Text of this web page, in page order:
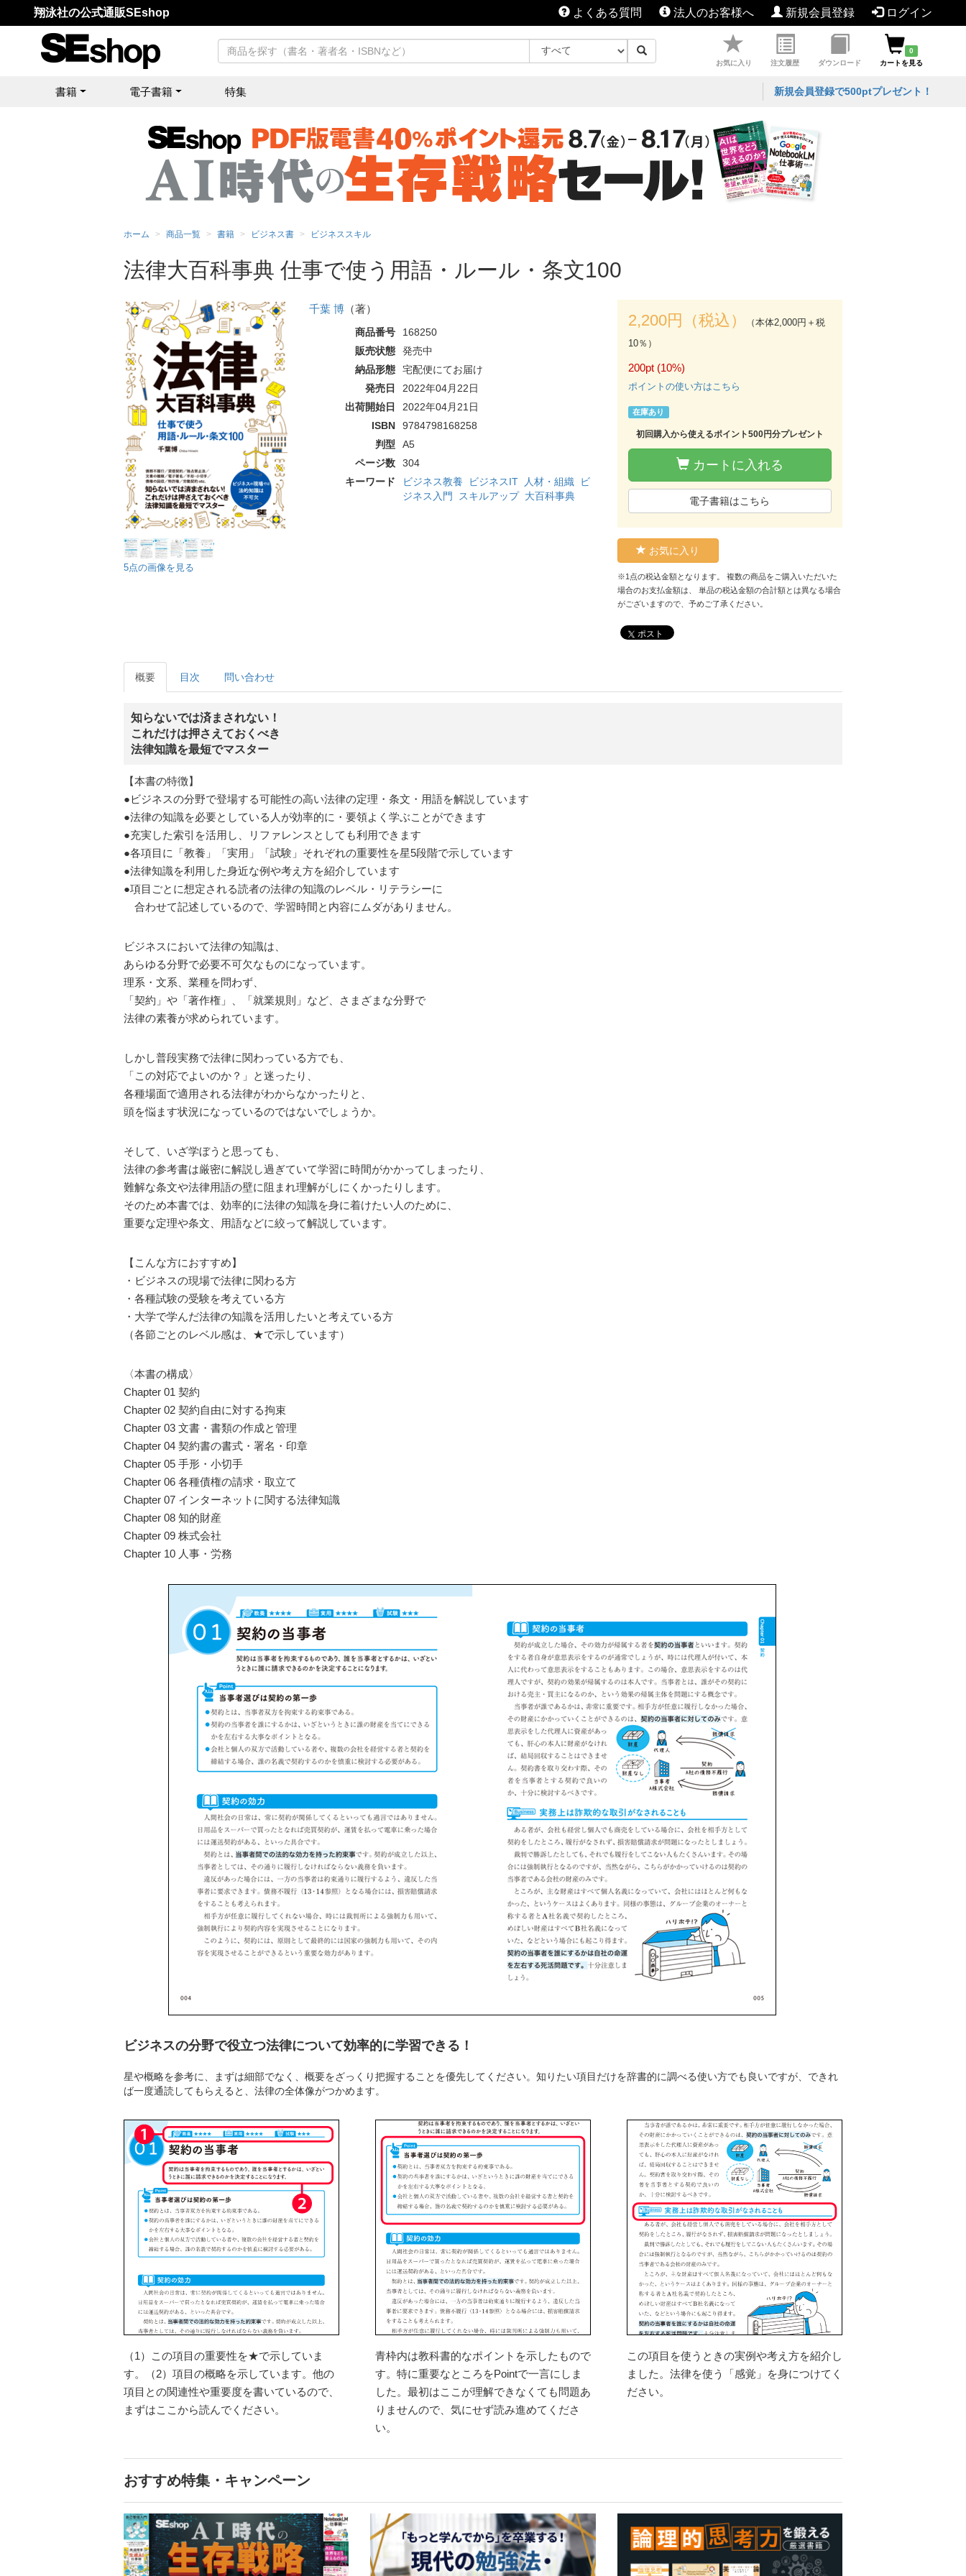
翔泳社の公式通販SEshop よくある質問 法人のお客様へ 新規会員登録 ログイン
お気に入り 注文履歴 ダウンロード
0
カートを見る
書籍 電子書籍 特集 新規会員登録で500ptプレゼント！
ホーム 商品一覧 書籍 ビジネス書 ビジネススキル
法律大百科事典 仕事で使う用語・ルール・条文100
5点の画像を見る
千葉 博（著）
商品番号
168250
販売状態
発売中
納品形態
宅配便にてお届け
発売日
2022年04月22日
出荷開始日
2022年04月21日
ISBN
9784798168258
判型
A5
ページ数
304
キーワード
ビジネス教養 ビジネスIT 人材・組織
ビ
ジネス入門
スキルアップ 大百科事典
2,200円（税込）
（本体2,000円＋税
10％）
200pt (10%)
ポイントの使い方はこちら
在庫あり
初回購入から使えるポイント500円分プレゼント
カートに入れる
電子書籍はこちら
お気に入り
※1点の税込金額となります。 複数の商品をご購入いただいた
場合のお支払金額は、 単品の税込金額の合計額とは異なる場合
がございますので、予めご了承ください。
ポスト
概要 目次 問い合わせ
知らないでは済まされない！
これだけは押さえておくべき
法律知識を最短でマスター
【本書の特徴】
●ビジネスの分野で登場する可能性の高い法律の定理・条文・用語を解説しています
●法律の知識を必要としている人が効率的に・要領よく学ぶことができます
●充実した索引を活用し、リファレンスとしても利用できます
●各項目に「教養」「実用」「試験」それぞれの重要性を星5段階で示しています
●法律知識を利用した身近な例や考え方を紹介しています
●項目ごとに想定される読者の法律の知識のレベル・リテラシーに
合わせて記述しているので、学習時間と内容にムダがありません。
ビジネスにおいて法律の知識は、
あらゆる分野で必要不可欠なものになっています。
理系・文系、業種を問わず、
「契約」や「著作権」、「就業規則」など、さまざまな分野で
法律の素養が求められています。
しかし普段実務で法律に関わっている方でも、
「この対応でよいのか？」と迷ったり、
各種場面で適用される法律がわからなかったりと、
頭を悩ます状況になっているのではないでしょうか。
そして、いざ学ぼうと思っても、
法律の参考書は厳密に解説し過ぎていて学習に時間がかかってしまったり、
難解な条文や法律用語の壁に阻まれ理解がしにくかったりします。
そのため本書では、効率的に法律の知識を身に着けたい人のために、
重要な定理や条文、用語などに絞って解説しています。
【こんな方におすすめ】
・ビジネスの現場で法律に関わる方
・各種試験の受験を考えている方
・大学で学んだ法律の知識を活用したいと考えている方
（各節ごとのレベル感は、★で示しています）
〈本書の構成〉
Chapter 01 契約
Chapter 02 契約自由に対する拘束
Chapter 03 文書・書類の作成と管理
Chapter 04 契約書の書式・署名・印章
Chapter 05 手形・小切手
Chapter 06 各種債権の請求・取立て
Chapter 07 インターネットに関する法律知識
Chapter 08 知的財産
Chapter 09 株式会社
Chapter 10 人事・労務
ビジネスの分野で役立つ法律について効率的に学習できる！
星や概略を参考に、まずは細部でなく、概要をざっくり把握することを優先してください。知りたい項目だけを辞書的に調べる使い方でも良いですが、できれ
ば一度通読してもらえると、法律の全体像がつかめます。
（1）この項目の重要性を★で示していま
す。（2）項目の概略を示しています。他の
項目との関連性や重要度を書いているので、
まずはここから読んでください。
青枠内は教科書的なポイントを示したもので
す。特に重要なところをPointで一言にしま
した。最初はここが理解できなくても問題あ
りませんので、気にせず読み進めてくださ
い。
この項目を使うときの実例や考え方を紹介し
ました。法律を使う「感覚」を身につけてく
ださい。
おすすめ特集・キャンペーン